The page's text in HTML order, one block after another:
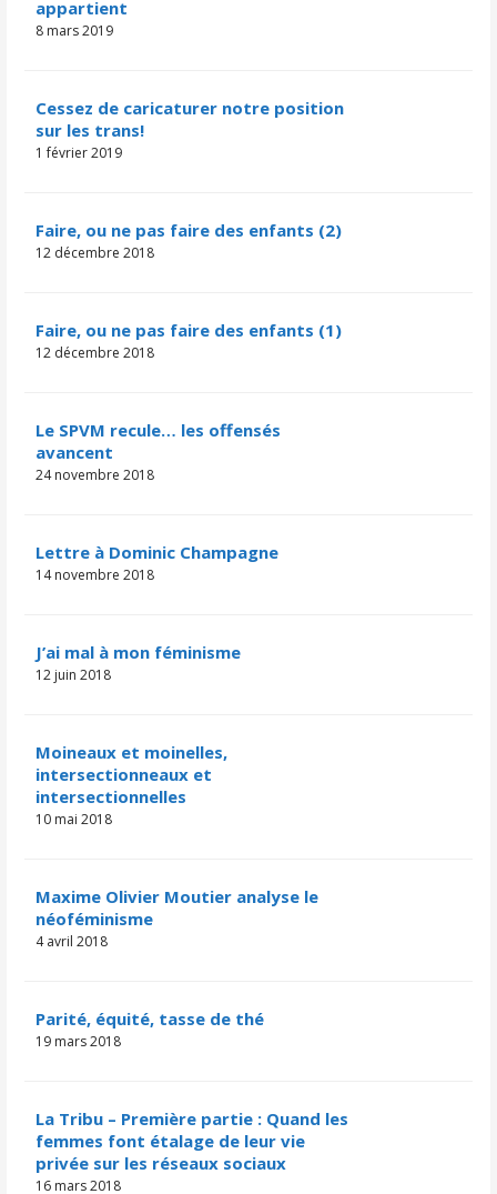
appartient
8 mars 2019
Cessez de caricaturer notre position
sur les trans!
1 février 2019
Faire, ou ne pas faire des enfants (2)
12 décembre 2018
Faire, ou ne pas faire des enfants (1)
12 décembre 2018
Le SPVM recule… les offensés
avancent
24 novembre 2018
Lettre à Dominic Champagne
14 novembre 2018
J’ai mal à mon féminisme
12 juin 2018
Moineaux et moinelles,
intersectionneaux et
intersectionnelles
10 mai 2018
Maxime Olivier Moutier analyse le
néoféminisme
4 avril 2018
Parité, équité, tasse de thé
19 mars 2018
La Tribu – Première partie : Quand les
femmes font étalage de leur vie
privée sur les réseaux sociaux
16 mars 2018